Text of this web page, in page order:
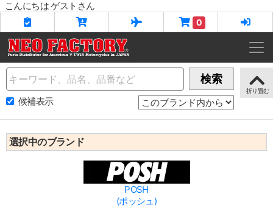
こんにちは ゲストさん
0
Name 検索
候補表示
選択中のブランド
POSH
(ポッシュ)